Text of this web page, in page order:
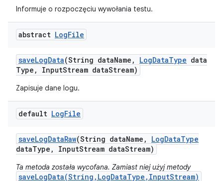
Informuje o rozpoczęciu wywołania testu.
abstract LogFile
saveLogData(String dataName , LogDataType data
Type , InputStream dataStream)
Zapisuje dane logu.
default LogFile
saveLogDataRaw(String dataName , LogDataType
dataType , InputStream dataStream)
Ta metoda została wycofana. Zamiast niej użyj metody
saveLogData(String,LogDataType,InputStream)